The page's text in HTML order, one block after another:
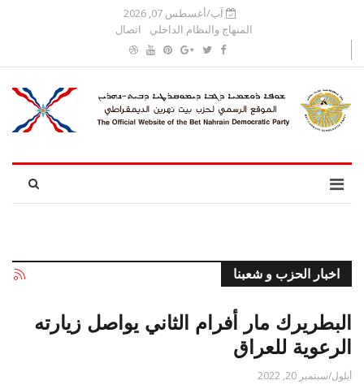
آب/أغسطس 07, 2026
المنهاج والنظام الداخلي
اتصال
اخبار الحزب و شعبنا
البطريرك مار أفرام الثاني يواصل زيارته
الرعوية للعراق
أيلول/سبتمبر 20, 2022